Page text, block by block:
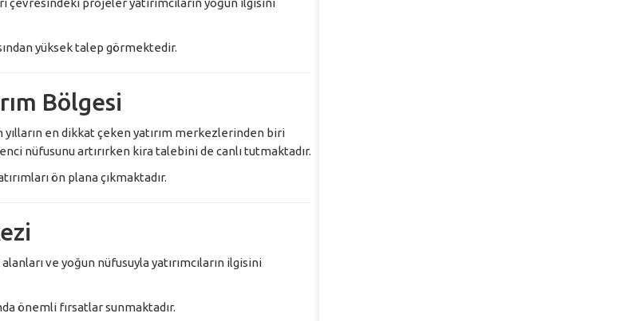
projeler yatırımcıların yoğun ilgisini
yüksek talep görmektedir.
Bölgesi
en dikkat çeken yatırım merkezlerinden biri
nüfusunu artırırken kira talebini de canlı tutmaktadır.
ön plana çıkmaktadır.
ve yoğun nüfusuyla yatırımcıların ilgisini
önemli fırsatlar sunmaktadır.